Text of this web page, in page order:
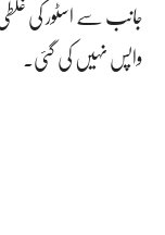
واپس نہیں کی گئی۔